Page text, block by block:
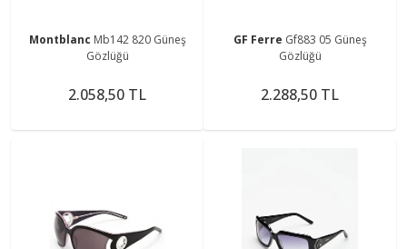
Montblanc Mb142 820 Güneş
Gözlüğü
2.058,50 TL
GF Ferre Gf883 05 Güneş
Gözlüğü
2.288,50 TL